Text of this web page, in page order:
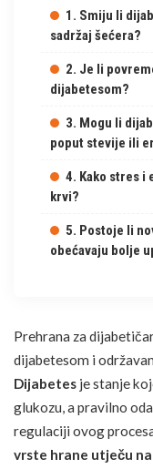
1. Smiju li
sadržaj šećera?
2. Je li
dijabetesom?
3. Mogu li
poput stevije ili
4. Kako stres i
krvi?
5. Postoje li
obećavaju bolje
Prehrana za
dijabetesom i
Dijabetes je stanje
glukozu, a pravilno
regulaciji ovog
vrste hrane utječu na